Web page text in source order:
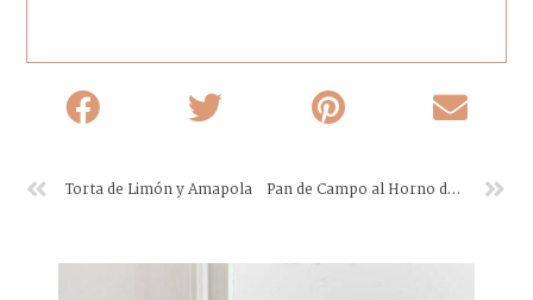
Torta de Limón y Amapola Pan de Campo al Horno de Leña